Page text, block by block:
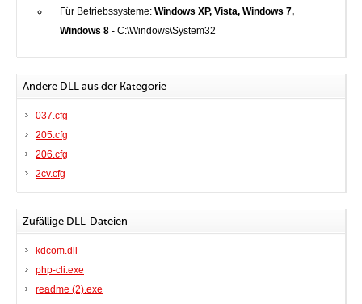
Für Betriebssysteme: Windows XP, Vista, Windows 7,
Windows 8 - C:\Windows\System32
Andere DLL aus der Kategorie
037.cfg
205.cfg
206.cfg
2cv.cfg
Zufällige DLL-Dateien
kdcom.dll
php-cli.exe
readme (2).exe